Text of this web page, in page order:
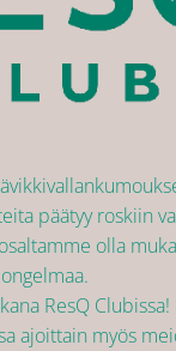
päätyy roskiin
olla
ResQ Clubissa!
ajoittain myös